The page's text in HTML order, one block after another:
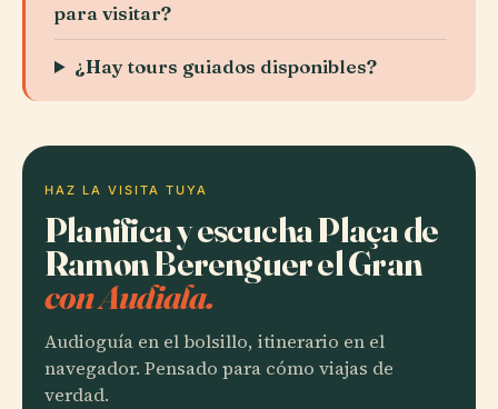
para visitar?
¿Hay tours guiados disponibles?
HAZ LA VISITA TUYA
Planifica y escucha Plaça de
Ramon Berenguer el Gran
con Audiala.
Audioguía en el bolsillo, itinerario en el
navegador. Pensado para cómo viajas de
verdad.